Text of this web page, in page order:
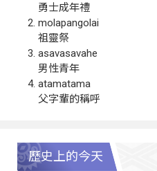
勇士成年禮
molapangolai
祖靈祭
asavasavahe
男性青年
atamatama
父字輩的稱呼
歷史上的今天